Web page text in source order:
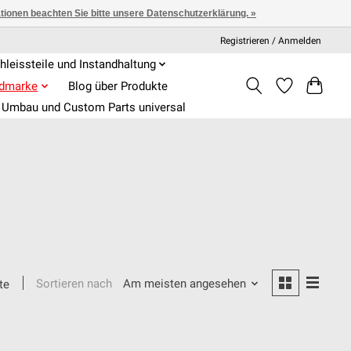
Registrieren / Anmelden
und Instandhaltung
Blog über Produkte
Umbau und Custom Parts universal
Sortieren nach Am meisten angesehen
beachten Sie bitte unsere Datenschutzerklärung. »